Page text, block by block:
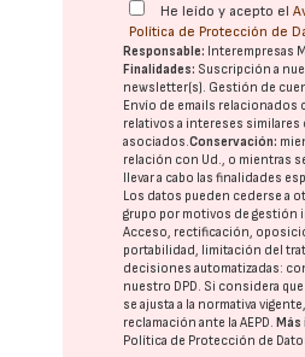
He leído y acepto el
Política de Protección de
Responsable: Interempresas
Finalidades: Suscripción a
newsletter(s). Gestión de
Envío de emails relacionados
relativos a intereses similares
asociados.Conservación:
relación con Ud., o mientras
llevar a cabo las finalidades
Los datos pueden cederse a
grupo por motivos de gestión
Acceso, rectificación,
portabilidad, limitación del
decisiones automatizadas:
nuestro DPD. Si considera
se ajusta a la normativa
reclamación ante laAEPD.
Política de Protección de